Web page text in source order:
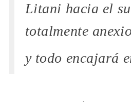
Litani hacia el
totalmente
y todo encajará